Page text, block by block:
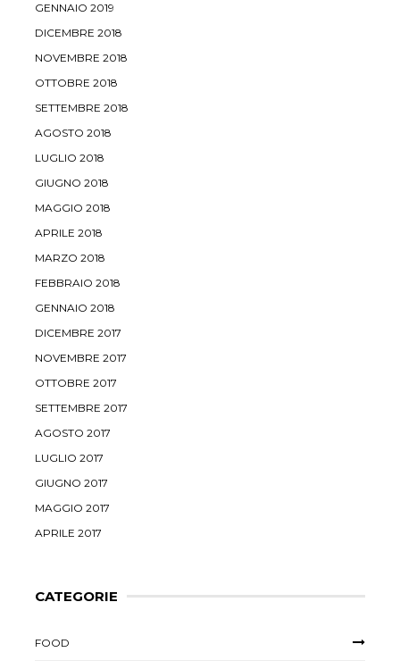
GENNAIO 2019
DICEMBRE 2018
NOVEMBRE 2018
OTTOBRE 2018
SETTEMBRE 2018
AGOSTO 2018
LUGLIO 2018
GIUGNO 2018
MAGGIO 2018
APRILE 2018
MARZO 2018
FEBBRAIO 2018
GENNAIO 2018
DICEMBRE 2017
NOVEMBRE 2017
OTTOBRE 2017
SETTEMBRE 2017
AGOSTO 2017
LUGLIO 2017
GIUGNO 2017
MAGGIO 2017
APRILE 2017
CATEGORIE
FOOD